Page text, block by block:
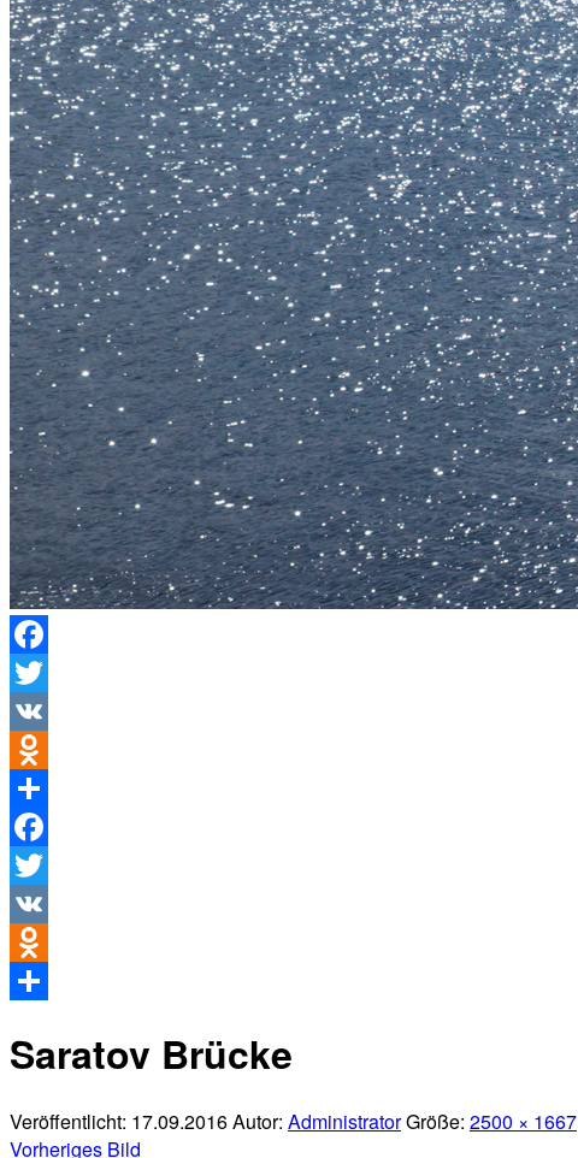
Facebook
Twitter
VK
Odnoklassniki
Teilen
Facebook
Twitter
VK
Odnoklassniki
Saratov Brücke
Veröffentlicht: 17.09.2016Autor: AdministratorGröße: 2500 × 1667
Vorheriges Bild